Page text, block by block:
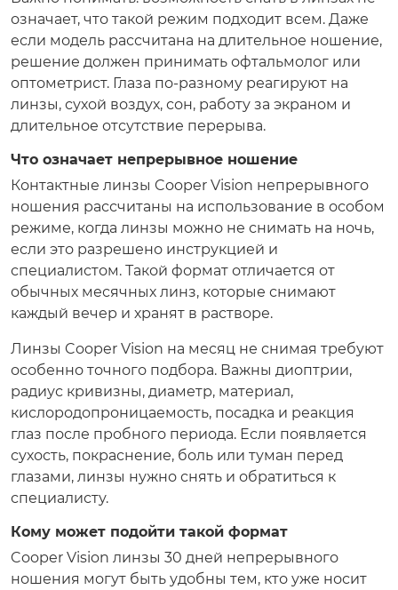
означает, что такой режим подходит всем. Даже
если модель рассчитана на длительное ношение,
решение должен принимать офтальмолог или
оптометрист. Глаза по-разному реагируют на
линзы, сухой воздух, сон, работу за экраном и
длительное отсутствие перерыва.
Что означает непрерывное ношение
Контактные линзы Cooper Vision непрерывного
ношения рассчитаны на использование в особом
режиме, когда линзы можно не снимать на ночь,
если это разрешено инструкцией и
специалистом. Такой формат отличается от
обычных месячных линз, которые снимают
каждый вечер и хранят в растворе.
Линзы Cooper Vision на месяц не снимая требуют
особенно точного подбора. Важны диоптрии,
радиус кривизны, диаметр, материал,
кислородопроницаемость, посадка и реакция
глаз после пробного периода. Если появляется
сухость, покраснение, боль или туман перед
глазами, линзы нужно снять и обратиться к
специалисту.
Кому может подойти такой формат
Cooper Vision линзы 30 дней непрерывного
ношения могут быть удобны тем, кто уже носит